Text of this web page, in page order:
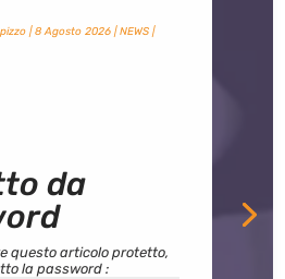
|8 Agosto 2026|NEWS|
da
questo articolo protetto,
la password :